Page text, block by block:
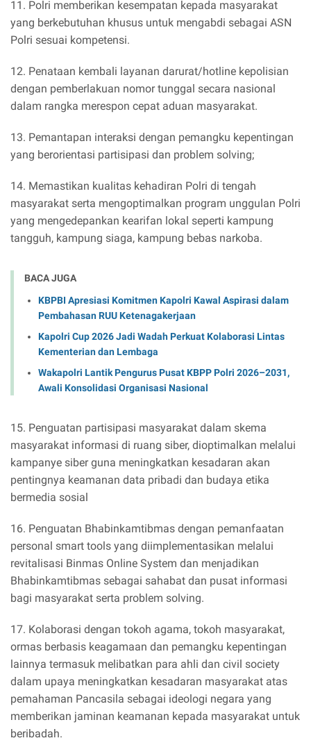
11. Polri memberikan kesempatan kepada masyarakat
yang berkebutuhan khusus untuk mengabdi sebagai ASN
Polri sesuai kompetensi.
12. Penataan kembali layanan darurat/hotline kepolisian
dengan pemberlakuan nomor tunggal secara nasional
dalam rangka merespon cepat aduan masyarakat.
13. Pemantapan interaksi dengan pemangku kepentingan
yang berorientasi partisipasi dan problem solving;
14. Memastikan kualitas kehadiran Polri di tengah
masyarakat serta mengoptimalkan program unggulan Polri
yang mengedepankan kearifan lokal seperti kampung
tangguh, kampung siaga, kampung bebas narkoba.
BACA JUGA
KBPBI Apresiasi Komitmen Kapolri Kawal Aspirasi dalam
Pembahasan RUU Ketenagakerjaan
Kapolri Cup 2026 Jadi Wadah Perkuat Kolaborasi Lintas
Kementerian dan Lembaga
Wakapolri Lantik Pengurus Pusat KBPP Polri 2026–2031,
Awali Konsolidasi Organisasi Nasional
15. Penguatan partisipasi masyarakat dalam skema
masyarakat informasi di ruang siber, dioptimalkan melalui
kampanye siber guna meningkatkan kesadaran akan
pentingnya keamanan data pribadi dan budaya etika
bermedia sosial
16. Penguatan Bhabinkamtibmas dengan pemanfaatan
personal smart tools yang diimplementasikan melalui
revitalisasi Binmas Online System dan menjadikan
Bhabinkamtibmas sebagai sahabat dan pusat informasi
bagi masyarakat serta problem solving.
17. Kolaborasi dengan tokoh agama, tokoh masyarakat,
ormas berbasis keagamaan dan pemangku kepentingan
lainnya termasuk melibatkan para ahli dan civil society
dalam upaya meningkatkan kesadaran masyarakat atas
pemahaman Pancasila sebagai ideologi negara yang
memberikan jaminan keamanan kepada masyarakat untuk
beribadah.